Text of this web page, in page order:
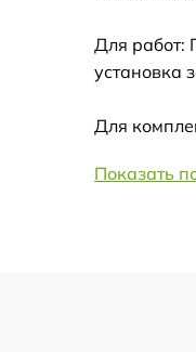
других
Для работ:
установка
Для
Показать